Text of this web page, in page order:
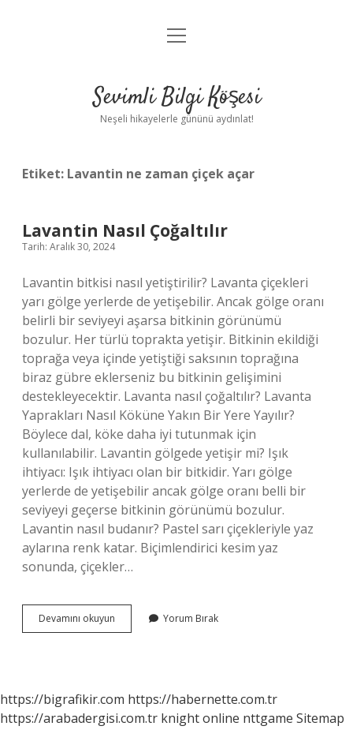
Anasayfa
Yasal Uyarı
menüyü
Sevimli Bilgi Köşesi
Neşeli hikayelerle gününü aydınlat!
Etiket: Lavantin ne zaman çiçek açar
Lavantin Nasıl Çoğaltılır
Tarih: Aralık 30, 2024
Lavantin bitkisi nasıl yetiştirilir? Lavanta çiçekleri
yarı gölge yerlerde de yetişebilir. Ancak gölge oranı
belirli bir seviyeyi aşarsa bitkinin görünümü
bozulur. Her türlü toprakta yetişir. Bitkinin ekildiği
toprağa veya içinde yetiştiği saksının toprağına
biraz gübre eklerseniz bu bitkinin gelişimini
destekleyecektir. Lavanta nasıl çoğaltılır? Lavanta
Yaprakları Nasıl Köküne Yakın Bir Yere Yayılır?
Böylece dal, köke daha iyi tutunmak için
kullanılabilir. Lavantin gölgede yetişir mi? Işık
ihtiyacı: Işık ihtiyacı olan bir bitkidir. Yarı gölge
yerlerde de yetişebilir ancak gölge oranı belli bir
seviyeyi geçerse bitkinin görünümü bozulur.
Lavantin nasıl budanır? Pastel sarı çiçekleriyle yaz
aylarına renk katar. Biçimlendirici kesim yaz
sonunda, çiçekler…
Devamını okuyun Lavantin
Nasıl
Yorum Bırak
https://bigrafikir.com https://habernette.com.tr
https://arabadergisi.com.tr knight online nttgame Sitemap